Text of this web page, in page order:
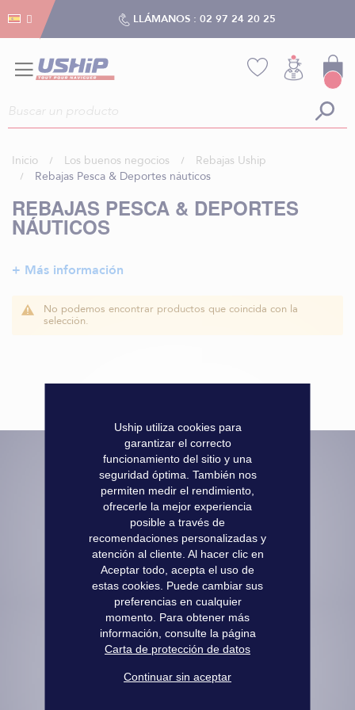
LLÁMANOS : 02 97 24 20 25
Inicio Los buenos negocios
Rebajas Uship
Rebajas Pesca & Deportes náuticos
REBAJAS PESCA & DEPORTES
NÁUTICOS
+ Más información
No podemos encontrar productos que coincida con la
selección.
Informaciones prácticas
Pago seguro
Informaciones legales
Entrega - recogida
Términos y Condiciones
/
Condiciones Generales de Reparación
¿Quienes somos?
Únase a la red
Contáctenos
Nuestros dosieres
Gestión de cookies
Uship utiliza cookies para
garantizar el correcto
funcionamiento del sitio y una
seguridad óptima. También nos
permiten medir el rendimiento,
ofrecerle la mejor experiencia
posible a través de
recomendaciones personalizadas y
atención al cliente. Al hacer clic en
Aceptar todo, acepta el uso de
estas cookies. Puede cambiar sus
preferencias en cualquier
momento. Para obtener más
información, consulte la página
Carta de protección de datos
Continuar sin aceptar
Gestión de cookies